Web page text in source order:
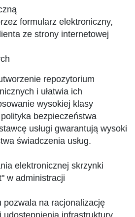
formularz elektroniczny,
ze strony internetowej
repozytorium
i ułatwia ich
wysokiej klasy
bezpieczeństwa
usługi gwarantują wysoki
świadczenia usług.
elektronicznej skrzynki
w administracji
pozwala na racjonalizację